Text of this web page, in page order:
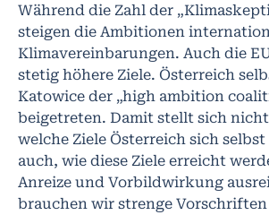
Während die Zahl der
steigen die Ambitionen
Klimavereinbarungen. Auch die
stetig höhere Ziele. Österreich
Katowice der „high ambition
beigetreten. Damit stellt sich
welche Ziele Österreich sich
auch, wie diese Ziele erreicht
Anreize und Vorbildwirkung
brauchen wir strenge